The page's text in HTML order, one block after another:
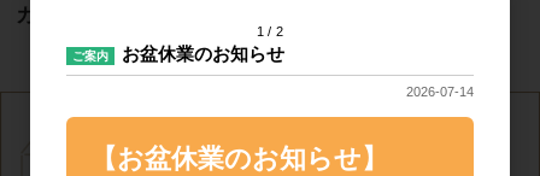
カート
カートは空です
1 2
ご案内 お盆休業のお知らせ
2026-07-14
【お盆休業のお知らせ】